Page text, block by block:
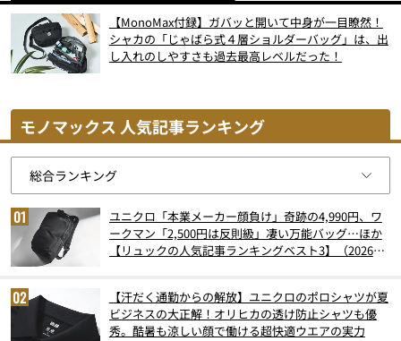
【MonoMax付録】ガバッと開いて中身が一目瞭然！
シャカの「じゃばら式４層ショルダーバッグ」は、出
し入れのしやすさも過去最高レベルだった！
モノマックス 人気記事ランキング
ユニクロ「本業メーカー顔負け」奇跡の4,990円、ワ
ークマン「2,500円は反則級」凄い万能バッグ…ほか
【リュックの人気記事ランキングベスト3】（2026年
【汗だく通勤からの解放】ユニクロのポロシャツが夏
ビジネスの大正解！オリヒカの透け防止シャツも優
秀。酷暑も涼しい顔で働ける超快適ウエアの実力